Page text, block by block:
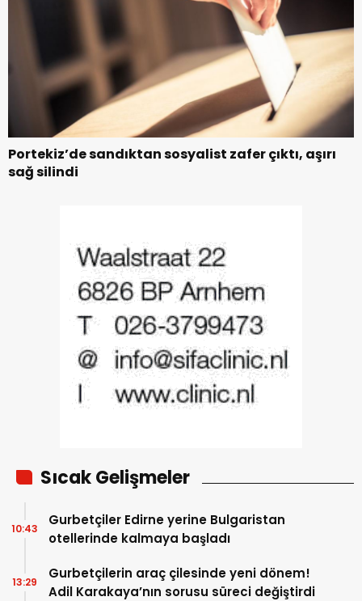
Portekiz’de sandıktan sosyalist zafer çıktı, aşırı
sağ silindi
Sıcak Gelişmeler
Gurbetçiler Edirne yerine Bulgaristan
otellerinde kalmaya başladı
10:43
Gurbetçilerin araç çilesinde yeni dönem!
Adil Karakaya’nın sorusu süreci değiştirdi
13:29